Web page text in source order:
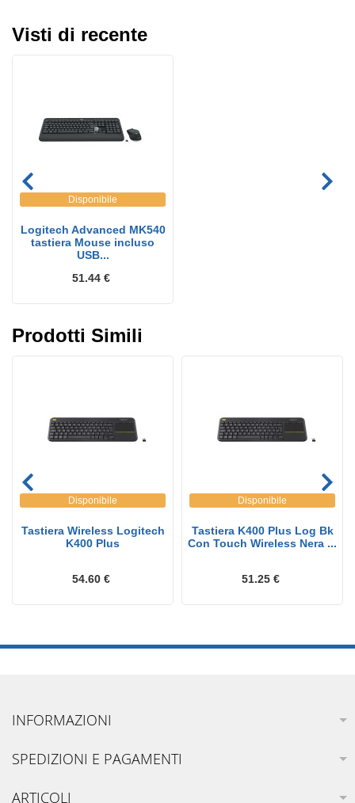
Visti di recente
Disponibile
Logitech Advanced MK540
tastiera Mouse incluso
USB...
51.44 €
Prodotti Simili
Disponibile
Tastiera Wireless Logitech
K400 Plus
54.60 €
Disponibile
Tastiera K400 Plus Log Bk
Con Touch Wireless Nera ...
51.25 €
INFORMAZIONI
SPEDIZIONI E PAGAMENTI
ARTICOLI